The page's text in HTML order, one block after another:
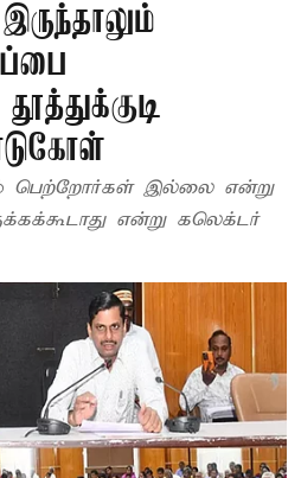
பெற்றோர்கள் இல்லை என்று
என்று கலெக்டர்